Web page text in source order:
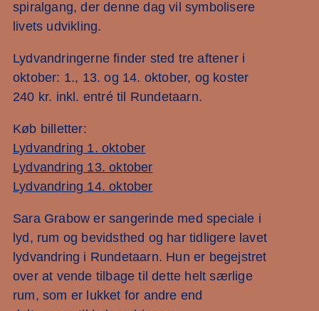
spiralgang, der denne dag vil symbolisere
livets udvikling.
Lydvandringerne finder sted tre aftener i
oktober: 1., 13. og 14. oktober, og koster
240 kr. inkl. entré til Rundetaarn.
Køb billetter:
Lydvandring 1. oktober
Lydvandring 13. oktober
Lydvandring 14. oktober
Sara Grabow er sangerinde med speciale i
lyd, rum og bevidsthed og har tidligere lavet
lydvandring i Rundetaarn. Hun er begejstret
over at vende tilbage til dette helt særlige
rum, som er lukket for andre end